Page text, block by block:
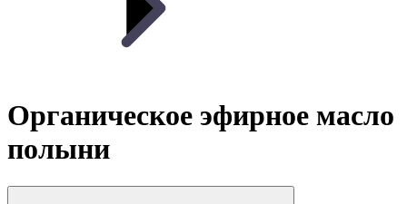
Органическое эфирное масло
полыни